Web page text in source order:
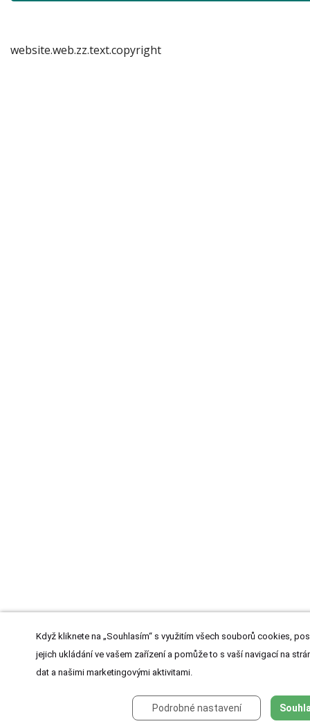
website.web.zz.text.copyright
Když kliknete na „Souhlasím“ s využitím všech souborů cookies,
jejich ukládání ve vašem zařízení a pomůže to s vaší navigací na
dat a našimi marketingovými aktivitami.
Podrobné nastavení